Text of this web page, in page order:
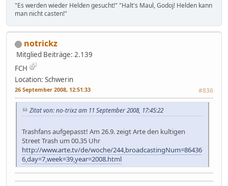
"Es werden wieder Helden gesucht!" "Halt's Maul, Godoj! Helden kann
man nicht casten!"
notrickz
Mitglied Beiträge: 2.139
FCH
Location: Schwerin
26 September 2008, 12:51:33 #836
Zitat von: no-trixz am 11 September 2008, 17:45:22
Trashfans aufgepasst! Am 26.9. zeigt Arte den kultigen
Street Trash um 00.35 Uhr
http://www.arte.tv/de/woche/244,broadcastingNum=86436
6,day=7,week=39,year=2008.html